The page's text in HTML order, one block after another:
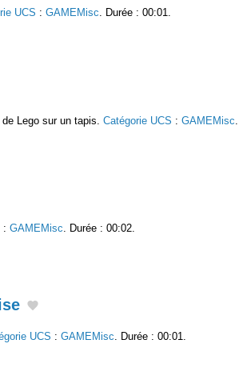
UCS : GAMEMisc . Durée : 00:01.
Lego sur un tapis. Catégorie UCS : GAMEMisc
: GAMEMisc. Durée : 00:02.
UCS : GAMEMisc. Durée : 00:01.